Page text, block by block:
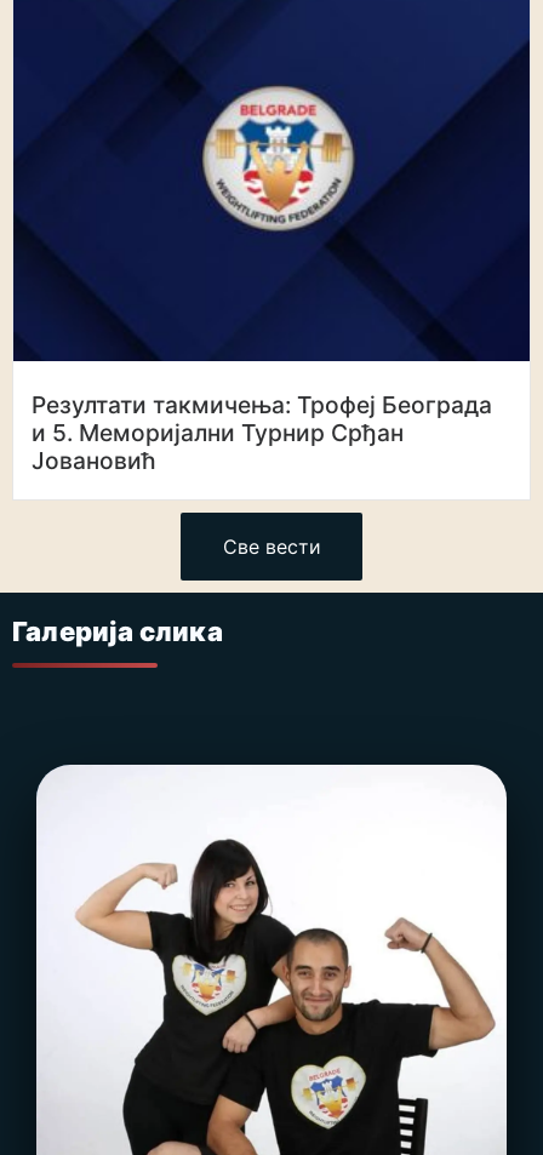
Резултати такмичења: Трофеј Београда
и 5. Меморијални Турнир Срђан
Јовановић
Све вести
Галерија слика